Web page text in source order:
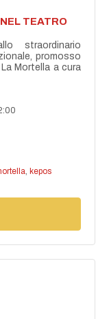
TEATRO
straordinario
promosso
Mortella a cura
, kepos